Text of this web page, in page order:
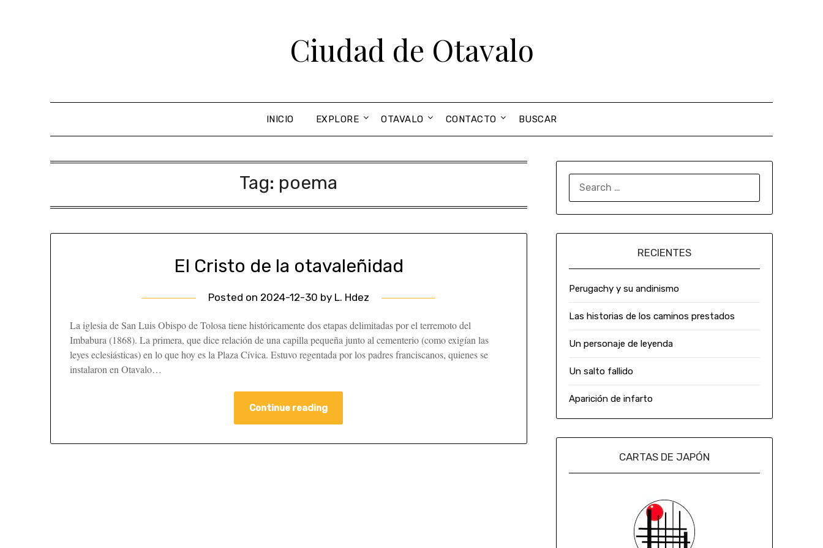
Ciudad de Otavalo
INICIO EXPLORE OTAVALO CONTACTO BUSCAR
Tag: poema
El Cristo de la otavaleñidad
Posted on 2024-12-30 by L. Hdez
La iglesia de San Luis Obispo de Tolosa tiene históricamente dos etapas delimitadas por el terremoto del
Imbabura (1868). La primera, que dice relación de una capilla pequeña junto al cementerio (como exigían las
leyes eclesiásticas) en lo que hoy es la Plaza Cívica. Estuvo regentada por los padres franciscanos, quienes se
instalaron en Otavalo…
Continue reading
RECIENTES
Perugachy y su andinismo
Las historias de los caminos prestados
Un personaje de leyenda
Un salto fallido
Aparición de infarto
CARTAS DE JAPÓN